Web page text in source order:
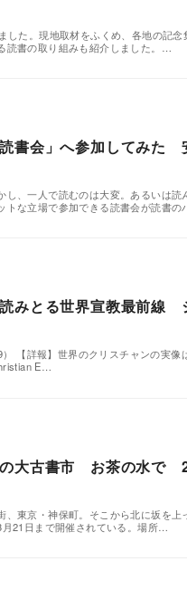
した。現地取材をふくめ、各地の記
読書の取り組みも紹介しました。…
読書会」へ参加してみた
し、一人で読むのは大変。あるいは
トな立場で参加できる読書会が読書の
読みとる世界宣教最前線
） 【詳報】世界のクリスチャンの実
E…
大古書市 お茶の水で
、東京・神保町。そこから北に坂を
21日まで開催されている。場所…